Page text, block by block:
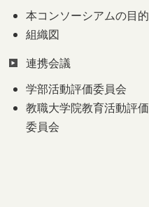
本コンソーシアムの目的
組織図
連携会議
学部活動評価委員会
教職大学院教育活動評価
委員会